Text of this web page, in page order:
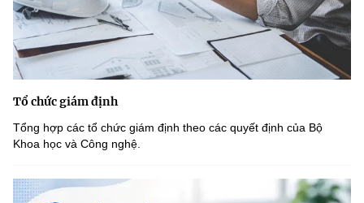
Tổ chức giám định
Tổng hợp các tổ chức giám định theo các quyết định của Bộ
Khoa học và Công nghệ.